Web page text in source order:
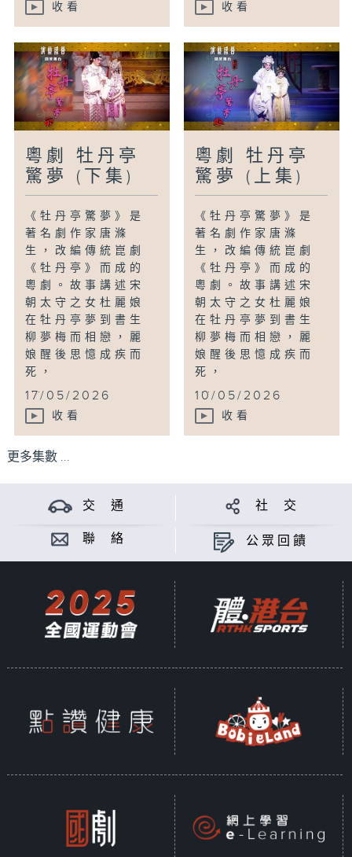
收看 收看
粵劇 牡丹亭
驚夢 (下集)
《牡丹亭驚夢》是
著名劇作家唐滌
生，改編傳統崑劇
《牡丹亭》而成的
粵劇。故事講述宋
朝太守之女杜麗娘
在牡丹亭夢到書生
柳夢梅而相戀，麗
娘醒後思憶成疾而
死，
...
17/05/2026
收看
粵劇 牡丹亭
驚夢 (上集)
《牡丹亭驚夢》是
著名劇作家唐滌
生，改編傳統崑劇
《牡丹亭》而成的
粵劇。故事講述宋
朝太守之女杜麗娘
在牡丹亭夢到書生
柳夢梅而相戀，麗
娘醒後思憶成疾而
死，
...
10/05/2026
收看
更多集數 ...
交 通 社 交
聯 絡 公眾回饋